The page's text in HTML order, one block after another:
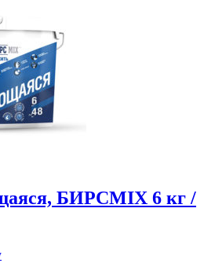
БИРСMIX 6 кг /